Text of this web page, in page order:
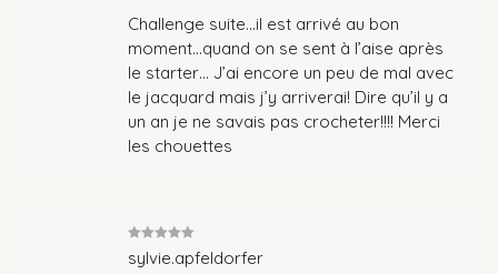
Challenge suite…il est arrivé au bon
moment…quand on se sent à l’aise après
le starter… J’ai encore un peu de mal avec
le jacquard mais j’y arriverai! Dire qu’il y a
un an je ne savais pas crocheter!!!! Merci
les chouettes
Note 5
5
sylvie.apfeldorfer